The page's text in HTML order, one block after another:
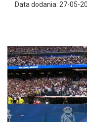
Data dodania: 27-05-